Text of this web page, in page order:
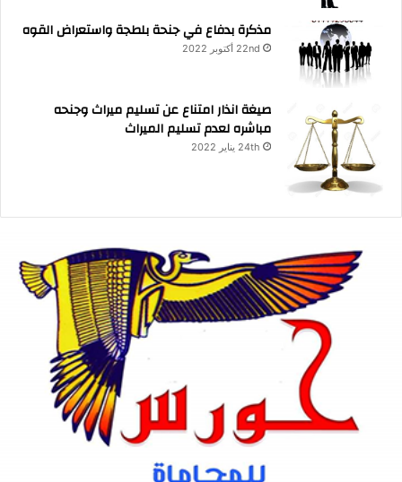
مذكرة بدفاع في جنحة بلطجة واستعراض القوه
22nd أكتوبر 2022
صيغة انذار امتناع عن تسليم ميراث وجنحه
مباشره لعدم تسليم الميراث
24th يناير 2022